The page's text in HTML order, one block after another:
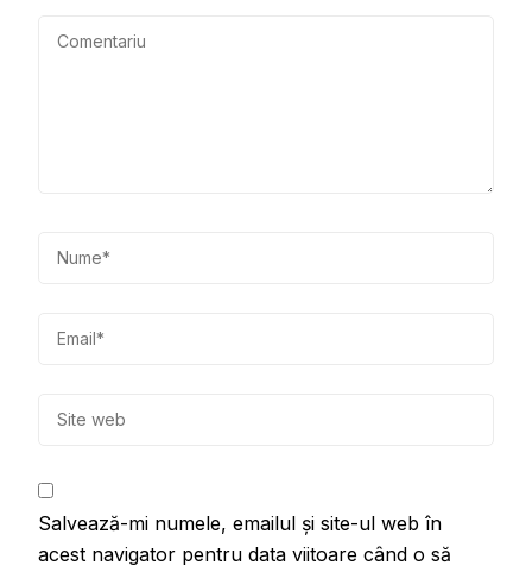
Salvează-mi numele, emailul și site-ul web în
acest navigator pentru data viitoare când o să